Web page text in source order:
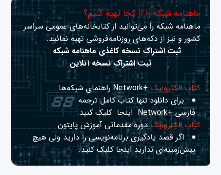
ماهنامه شبکه را از کجا تهیه کنیم؟
ماهنامه شبکه را می‌توانید از کتابخانه‌های عمومی سراسر
کشور و نیز از دکه‌های روزنامه‌فروشی تهیه نمائید.
ثبت اشتراک نسخه کاغذی ماهنامه شبکه
ثبت اشتراک نسخه آنلاین
کتاب الکترونیک+Network راهنمای شبکه‌ها
برای دانلود تنها کتاب کامل ترجمه
فارسی +Network
اینجا کلیک کنید.
کتاب الکترونیکدوره مقدماتی آموزش پایتون
اگر قصد یادگیری برنامه‌نویسی را دارید ولی هیچ
پیش‌زمینه‌ای نداریداینجا کلیک کنید.